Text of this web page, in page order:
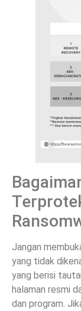
Jangan
yang tidak
yang berisi
halaman resmi
dan program.